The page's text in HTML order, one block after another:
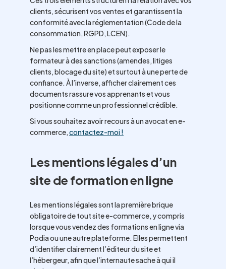
clients, sécurisent vos ventes et garantissent la
conformité avec la réglementation (Code de la
consommation, RGPD, LCEN).
Ne pas les mettre en place peut exposer le
formateur à des sanctions (amendes, litiges
clients, blocage du site) et surtout à une perte de
confiance. À l’inverse, afficher clairement ces
documents rassure vos apprenants et vous
positionne comme un professionnel crédible.
Si vous souhaitez avoir recours à un avocat en e-
commerce,contactez-moi !
Les mentions légales d’un
site de formation en ligne
Les mentions légales sont la première brique
obligatoire de tout site e-commerce, y compris
lorsque vous vendez des formations en ligne via
Podia ou une autre plateforme. Elles permettent
d’identifier clairement l’éditeur du site et
l’hébergeur, afin que l’internaute sache à qui il